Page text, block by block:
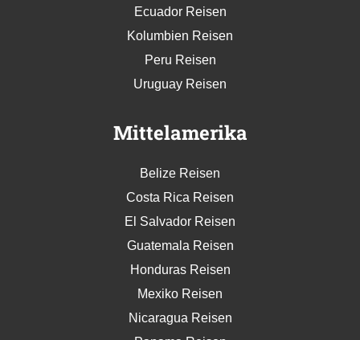
Ecuador Reisen
Kolumbien Reisen
Peru Reisen
Uruguay Reisen
Mittelamerika
Belize Reisen
Costa Rica Reisen
El Salvador Reisen
Guatemala Reisen
Honduras Reisen
Mexiko Reisen
Nicaragua Reisen